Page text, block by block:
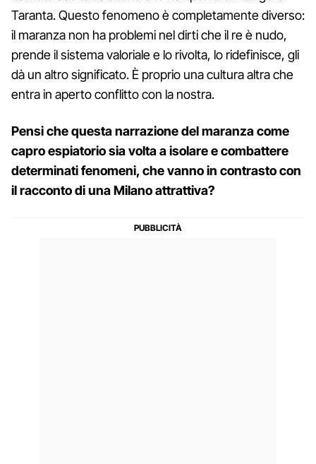
Taranta. Questo fenomeno è completamente diverso:
il maranza non ha problemi nel dirti che il re è nudo,
prende il sistema valoriale e lo rivolta, lo ridefinisce, gli
dà un altro significato. È proprio una cultura altra che
entra in aperto conflitto con la nostra.
Pensi che questa narrazione del maranza come
capro espiatorio sia volta a isolare e combattere
determinati fenomeni, che vanno in contrasto con
il racconto di una Milano attrattiva?